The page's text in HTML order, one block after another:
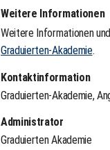
Weitere Informationen
Weitere Informationen
Graduierten-Akademie.
Kontaktinformation
Graduierten-Akademie,
Administrator
Graduierten Akademie